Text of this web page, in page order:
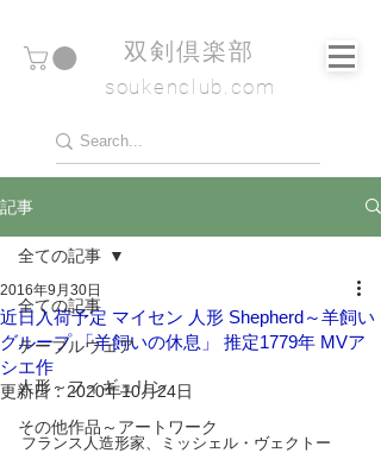
​双剣倶楽部
soukenclub.com
記事
全ての記事
テーブルウェア
人形～フィギュリン
その他作品～アートワーク
全ての記事
近日入荷予定 マイセン 人形 Shepherd～羊飼い
グループ 「羊飼いの休息」 推定1779年 MVア
シエ作
2016年9月30日
更新日：2020年10月24日
フランス人造形家、ミッシェル・ヴェクトー